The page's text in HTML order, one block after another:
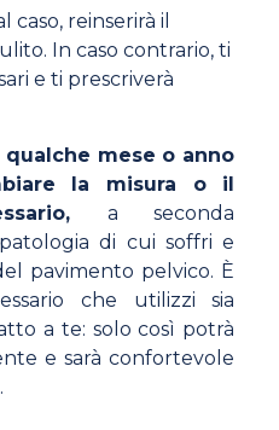
reinserirà il
In caso contrario, ti
e ti prescriverà
mese o anno
la misura o il
a seconda
di cui soffri e
pavimento pelvico. È
che utilizzi sia
a te: solo così potrà
e sarà confortevole